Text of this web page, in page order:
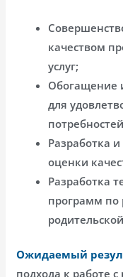
качеством
услуг;
Обогащение
для
Разработка
оценки
Разработка
программ по
Ожидаемый
подхода к работе